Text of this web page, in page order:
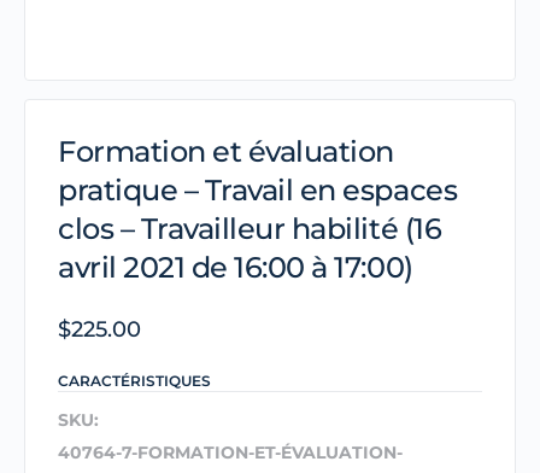
Formation et évaluation
pratique – Travail en espaces
clos – Travailleur habilité (16
avril 2021 de 16:00 à 17:00)
$225.00
CARACTÉRISTIQUES
SKU:
40764-7-FORMATION-ET-ÉVALUATION-